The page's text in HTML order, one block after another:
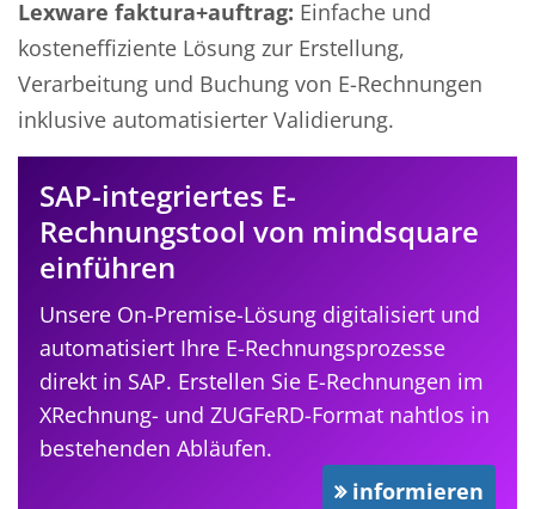
Lexware faktura+auftrag: Einfache und
kosteneffiziente Lösung zur Erstellung,
Verarbeitung und Buchung von E-Rechnungen
inklusive automatisierter Validierung.
SAP-integriertes E-
Rechnungstool von mindsquare
einführen
Unsere On-Premise-Lösung digitalisiert und
automatisiert Ihre E-Rechnungsprozesse
direkt in SAP. Erstellen Sie E-Rechnungen im
XRechnung- und ZUGFeRD-Format nahtlos in
bestehenden Abläufen.
informieren